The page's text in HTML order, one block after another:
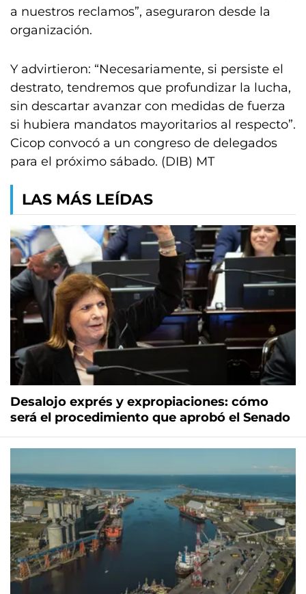
a nuestros reclamos”, aseguraron desde la
organización.
Y advirtieron: “Necesariamente, si persiste el
destrato, tendremos que profundizar la lucha,
sin descartar avanzar con medidas de fuerza
si hubiera mandatos mayoritarios al respecto”.
Cicop convocó a un congreso de delegados
para el próximo sábado. (DIB) MT
LAS MÁS LEÍDAS
Desalojo exprés y expropiaciones: cómo
será el procedimiento que aprobó el Senado